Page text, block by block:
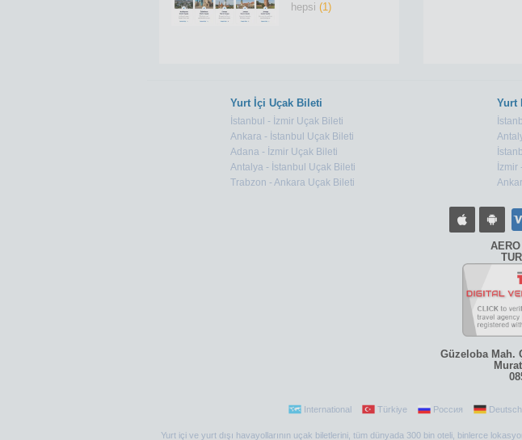
hepsi(1)
Yurt İçi Uçak Bileti
İstanbul - İzmir Uçak Bileti
Ankara - İstanbul Uçak Bileti
Adana - İzmir Uçak Bileti
Antalya - İstanbul Uçak Bileti
Trabzon - Ankara Uçak Bileti
Yurt
Güzeloba Mah.
International Türkiye Россия
Yurt içi ve yurt dışı havayollarının uçak biletlerini, tüm dünyada 300 bin oteli, binlerce